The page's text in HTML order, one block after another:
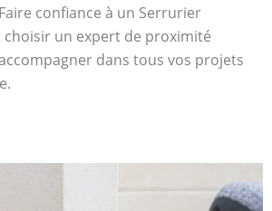
confiance à un Serrurier
choisir un expert de proximité
dans tous vos projets